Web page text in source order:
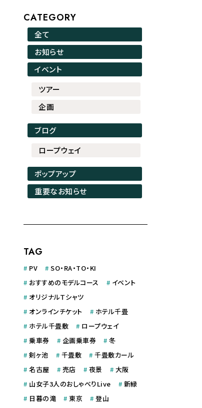
CATEGORY
全て
お知らせ
イベント
ツアー
企画
ブログ
ロープウェイ
ポップアップ
重要なお知らせ
TAG
# PV # SO・RA・TO・KI
# おすすめのモデルコース # イベント
# オリジナルＴシャツ
# オンラインチケット # ホテル千畳
# ホテル千畳敷 # ロープウェイ
# 乗車券 # 企画乗車券 # 冬
# 剣ヶ池 # 千畳敷 # 千畳敷カール
# 名古屋 # 売店 # 夜景 # 大阪
# 山女子3人のおしゃべりLive # 新緑
# 日暮の滝 # 東京 # 登山